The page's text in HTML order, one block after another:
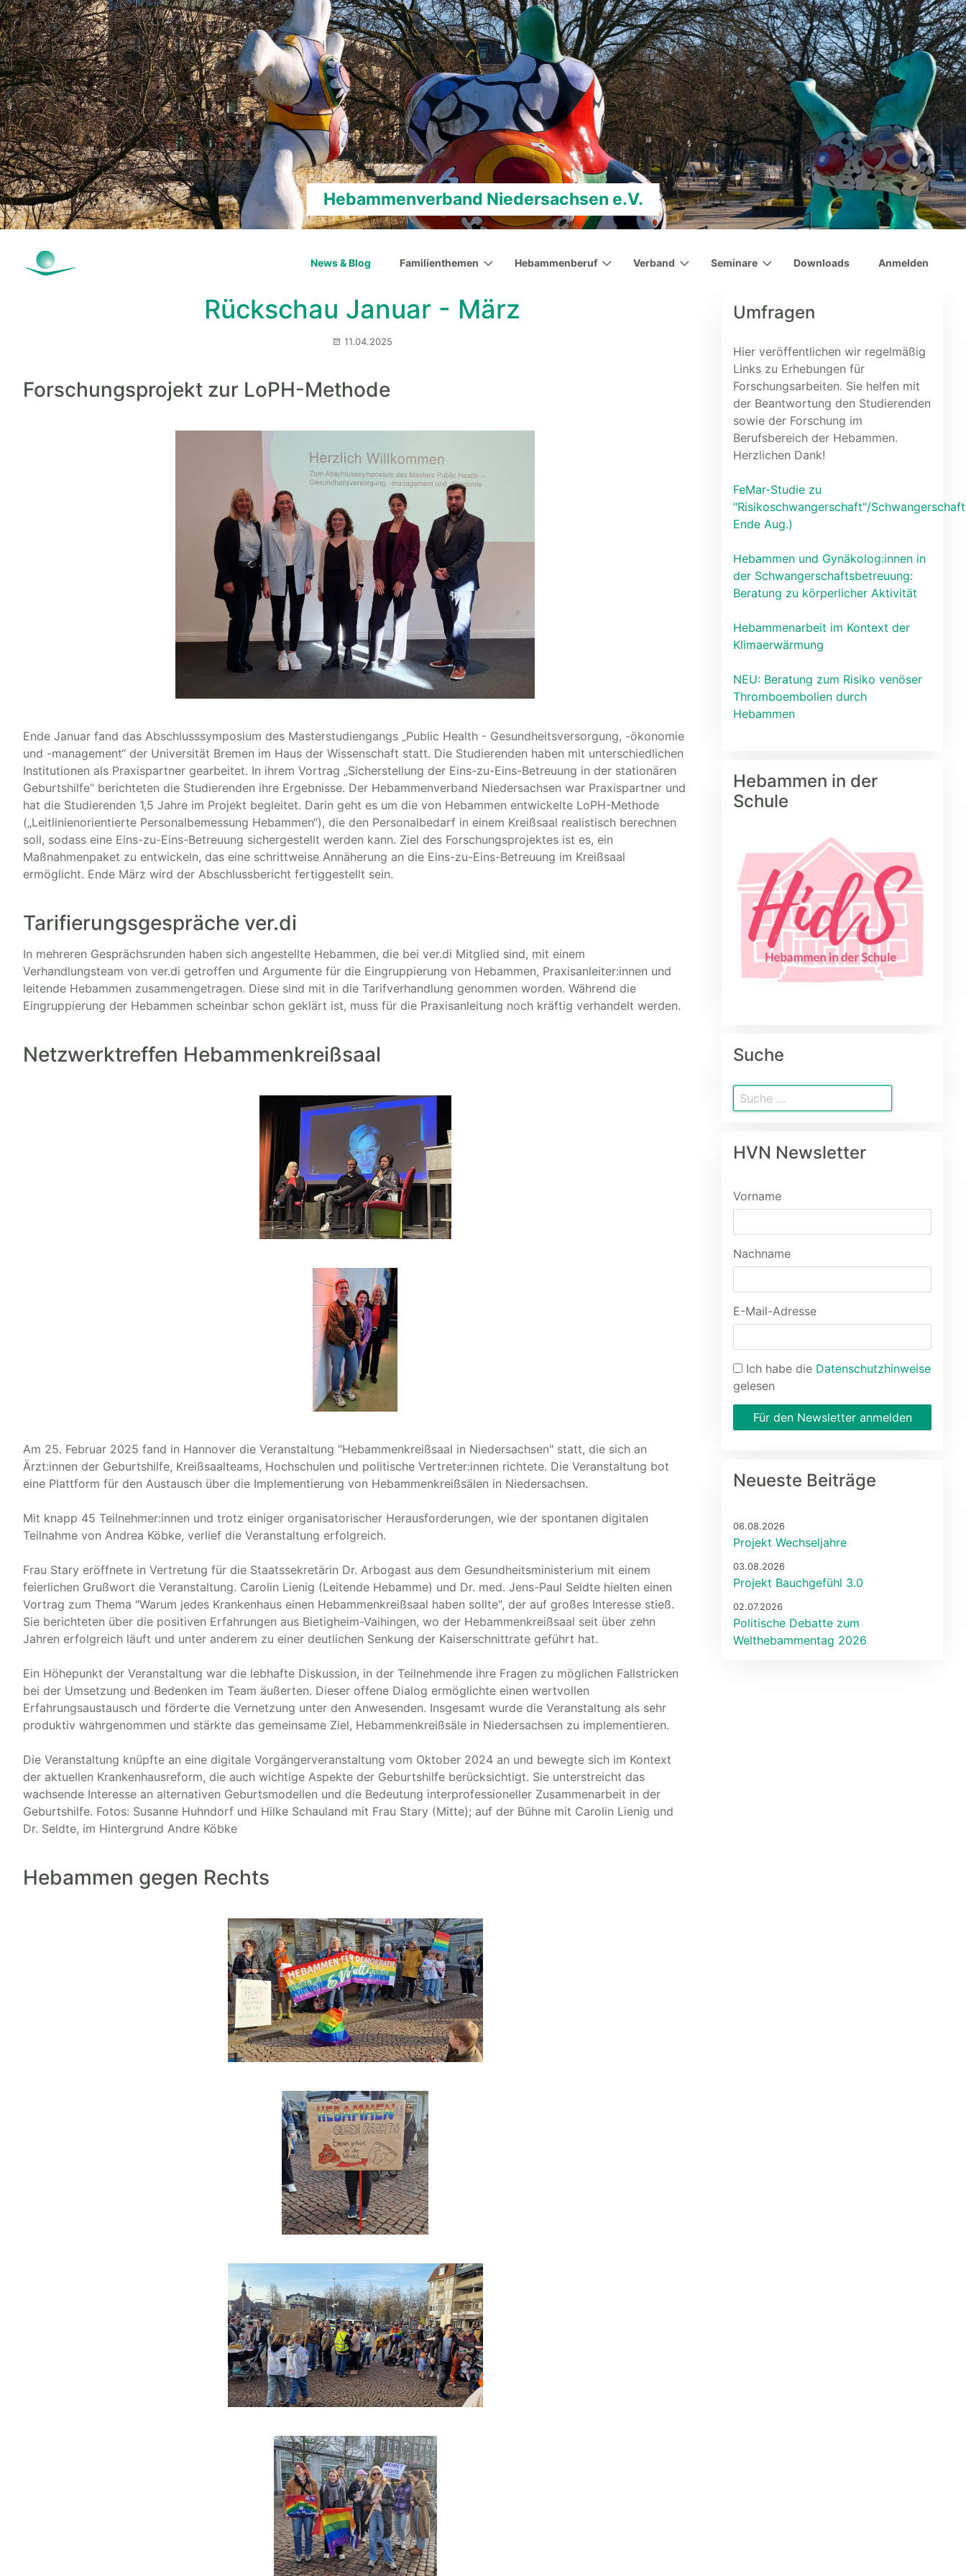
Hebammenverband Niedersachsen e.V.
News & Blog Familienthemen Hebammenberuf Verband Seminare Downloads Anmelden
Rückschau Januar - März
11.04.2025
Forschungsprojekt zur LoPH-Methode
Ende Januar fand das Abschlusssymposium des Masterstudiengangs „Public Health - Gesundheitsversorgung, -ökonomie
und -management“ der Universität Bremen im Haus der Wissenschaft statt. Die Studierenden haben mit unterschiedlichen
Institutionen als Praxispartner gearbeitet. In ihrem Vortrag „Sicherstellung der Eins-zu-Eins-Betreuung in der stationären
Geburtshilfe“ berichteten die Studierenden ihre Ergebnisse. Der Hebammenverband Niedersachsen war Praxispartner und
hat die Studierenden 1,5 Jahre im Projekt begleitet. Darin geht es um die von Hebammen entwickelte LoPH-Methode
(„Leitlinienorientierte Personalbemessung Hebammen“), die den Personalbedarf in einem Kreißsaal realistisch berechnen
soll, sodass eine Eins-zu-Eins-Betreuung sichergestellt werden kann. Ziel des Forschungsprojektes ist es, ein
Maßnahmenpaket zu entwickeln, das eine schrittweise Annäherung an die Eins-zu-Eins-Betreuung im Kreißsaal
ermöglicht. Ende März wird der Abschlussbericht fertiggestellt sein.
Tarifierungsgespräche ver.di
In mehreren Gesprächsrunden haben sich angestellte Hebammen, die bei ver.di Mitglied sind, mit einem
Verhandlungsteam von ver.di getroffen und Argumente für die Eingruppierung von Hebammen, Praxisanleiter:innen und
leitende Hebammen zusammengetragen. Diese sind mit in die Tarifverhandlung genommen worden. Während die
Eingruppierung der Hebammen scheinbar schon geklärt ist, muss für die Praxisanleitung noch kräftig verhandelt werden.
Netzwerktreffen Hebammenkreißsaal
Am 25. Februar 2025 fand in Hannover die Veranstaltung "Hebammenkreißsaal in Niedersachsen" statt, die sich an
Ärzt:innen der Geburtshilfe, Kreißsaalteams, Hochschulen und politische Vertreter:innen richtete. Die Veranstaltung bot
eine Plattform für den Austausch über die Implementierung von Hebammenkreißsälen in Niedersachsen.
Mit knapp 45 Teilnehmer:innen und trotz einiger organisatorischer Herausforderungen, wie der spontanen digitalen
Teilnahme von Andrea Köbke, verlief die Veranstaltung erfolgreich.
Frau Stary eröffnete in Vertretung für die Staatssekretärin Dr. Arbogast aus dem Gesundheitsministerium mit einem
feierlichen Grußwort die Veranstaltung. Carolin Lienig (Leitende Hebamme) und Dr. med. Jens-Paul Seldte hielten einen
Vortrag zum Thema "Warum jedes Krankenhaus einen Hebammenkreißsaal haben sollte", der auf großes Interesse stieß.
Sie berichteten über die positiven Erfahrungen aus Bietigheim-Vaihingen, wo der Hebammenkreißsaal seit über zehn
Jahren erfolgreich läuft und unter anderem zu einer deutlichen Senkung der Kaiserschnittrate geführt hat.
Ein Höhepunkt der Veranstaltung war die lebhafte Diskussion, in der Teilnehmende ihre Fragen zu möglichen Fallstricken
bei der Umsetzung und Bedenken im Team äußerten. Dieser offene Dialog ermöglichte einen wertvollen
Erfahrungsaustausch und förderte die Vernetzung unter den Anwesenden. Insgesamt wurde die Veranstaltung als sehr
produktiv wahrgenommen und stärkte das gemeinsame Ziel, Hebammenkreißsäle in Niedersachsen zu implementieren.
Die Veranstaltung knüpfte an eine digitale Vorgängerveranstaltung vom Oktober 2024 an und bewegte sich im Kontext
der aktuellen Krankenhausreform, die auch wichtige Aspekte der Geburtshilfe berücksichtigt. Sie unterstreicht das
wachsende Interesse an alternativen Geburtsmodellen und die Bedeutung interprofessioneller Zusammenarbeit in der
Geburtshilfe. Fotos: Susanne Huhndorf und Hilke Schauland mit Frau Stary (Mitte); auf der Bühne mit Carolin Lienig und
Dr. Seldte, im Hintergrund Andre Köbke
Hebammen gegen Rechts
Umfragen
Hier veröffentlichen wir regelmäßig
Links zu Erhebungen für
Forschungsarbeiten. Sie helfen mit
der Beantwortung den Studierenden
sowie der Forschung im
Berufsbereich der Hebammen.
Herzlichen Dank!
FeMar-Studie zu
"Risikoschwangerschaft"/
Ende Aug.)
Hebammen und Gynäkolog:innen in
der Schwangerschaftsbetreuung:
Beratung zu körperlicher Aktivität
Hebammenarbeit im Kontext der
Klimaerwärmung
NEU: Beratung zum Risiko venöser
Thromboembolien durch
Hebammen
Hebammen in der
Schule
Suche
HVN Newsletter
Vorname
Nachname
E-Mail-Adresse
Ich habe die Datenschutzhinweise
gelesen
Für den Newsletter anmelden
Neueste Beiträge
06.08.2026
Projekt Wechseljahre
03.08.2026
Projekt Bauchgefühl 3.0
02.07.2026
Politische Debatte zum
Welthebammentag 2026